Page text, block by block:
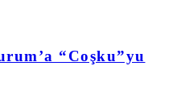
“Coşku”yu